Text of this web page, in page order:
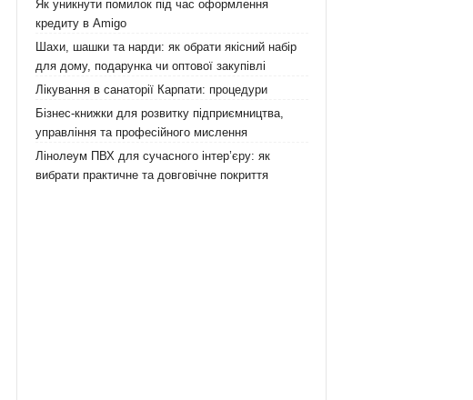
Як уникнути помилок під час оформлення
кредиту в Amigo
Шахи, шашки та нарди: як обрати якісний набір
для дому, подарунка чи оптової закупівлі
Лікування в санаторії Карпати: процедури
Бізнес-книжки для розвитку підприємництва,
управління та професійного мислення
Лінолеум ПВХ для сучасного інтер’єру: як
вибрати практичне та довговічне покриття